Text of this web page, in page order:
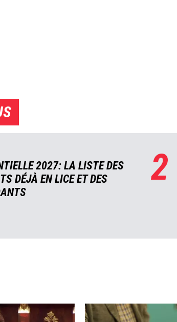
2027: LA LISTE DES
DÉJÀ EN LICE ET DES
2
Image